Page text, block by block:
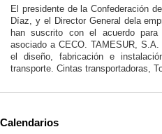
El presidente de la Confederación
Díaz, y el Director General dela
han suscrito con el acuerdo
asociado a CECO. TAMESUR,
el diseño, fabricación e
transporte. Cintas transportadoras,
Calendarios